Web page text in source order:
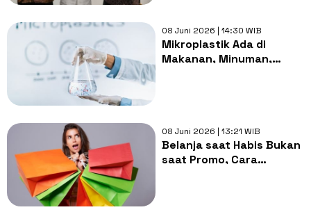
08 Juni 2026 | 14:30 WIB
Mikroplastik Ada di
Makanan, Minuman,
08 Juni 2026 | 13:21 WIB
Belanja saat Habis Bukan
saat Promo, Cara